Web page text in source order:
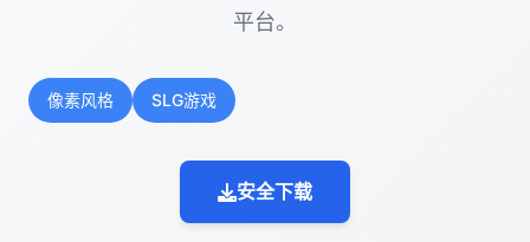
平台。
像素风格 SLG游戏
安全下载